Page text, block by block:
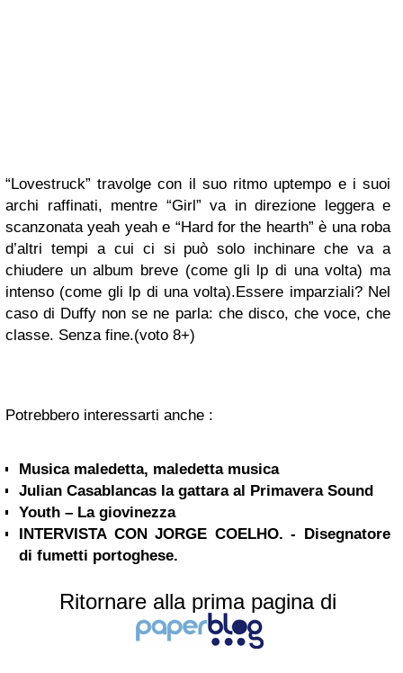
“Lovestruck” travolge con il suo ritmo uptempo e i suoi
archi raffinati, mentre “Girl” va in direzione leggera e
scanzonata yeah yeah e “Hard for the hearth” è una roba
d’altri tempi a cui ci si può solo inchinare che va a
chiudere un album breve (come gli lp di una volta) ma
intenso (come gli lp di una volta).Essere imparziali? Nel
caso di Duffy non se ne parla: che disco, che voce, che
classe. Senza fine.(voto 8+)
Potrebbero interessarti anche :
Musica maledetta, maledetta musica
Julian Casablancas la gattara al Primavera Sound
Youth – La giovinezza
INTERVISTA CON JORGE COELHO. - Disegnatore
di fumetti portoghese.
Ritornare alla prima pagina di